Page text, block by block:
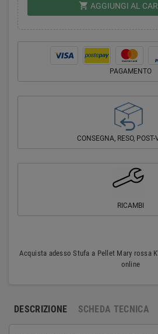
shopping_cart AGGIUNGI AL
PAGAMENTO
CONSEGNA, RESO,
RICAMBI
Acquista adesso Stufa a Pellet Mary rossa
online
DESCRIZIONE SCHEDA TECNICA